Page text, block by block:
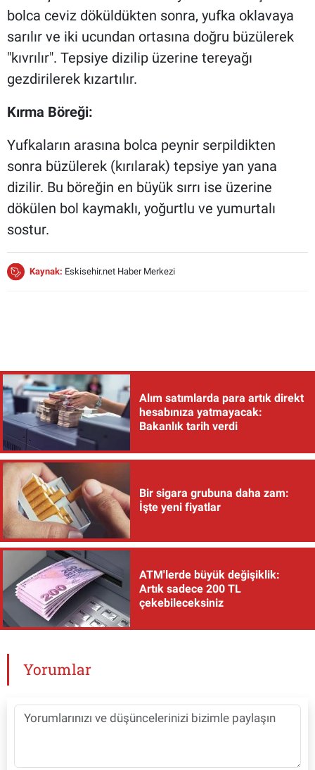
bolca ceviz döküldükten sonra, yufka oklavaya
sarılır ve iki ucundan ortasına doğru büzülerek
"kıvrılır". Tepsiye dizilip üzerine tereyağı
gezdirilerek kızartılır.
Kırma Böreği:
Yufkaların arasına bolca peynir serpildikten
sonra büzülerek (kırılarak) tepsiye yan yana
dizilir. Bu böreğin en büyük sırrı ise üzerine
dökülen bol kaymaklı, yoğurtlu ve yumurtalı
sostur.
Kaynak: Eskisehir.net Haber Merkezi
Alım satımlarda para artık direkt
hesabınıza yatmayacak:
Bakanlık tarih verdi
Bir sigara grubuna daha zam:
İşte yeni fiyatlar
ATM'lerde büyük değişiklik:
Artık sadece 200 TL
çekebileceksiniz
Yorumlar